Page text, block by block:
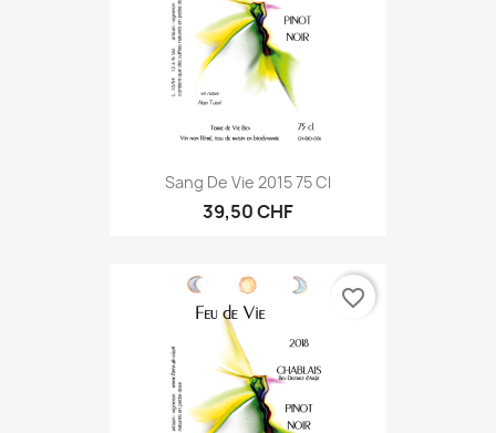
Sang De Vie 2015 75 Cl
39,50 CHF
favorite_border